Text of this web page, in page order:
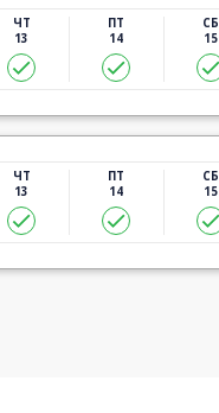
ЧТ
13
ПТ
14
СБ
15
ЧТ
13
ПТ
14
СБ
15